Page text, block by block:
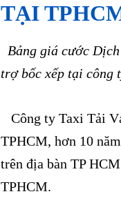
TẠI
Bảng giá cước
trợ bốc xếp tại công
Công ty Taxi Tải
TPHCM, hơn 10
trên địa bàn TP
TPHCM.